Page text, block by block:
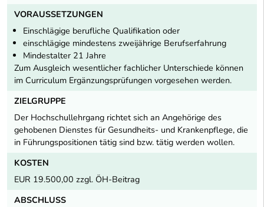
VORAUSSETZUNGEN
Einschlägige berufliche Qualifikation oder
einschlägige mindestens zweijährige Berufserfahrung
Mindestalter 21 Jahre
Zum Ausgleich wesentlicher fachlicher Unterschiede können
im Curriculum Ergänzungsprüfungen vorgesehen werden.
ZIELGRUPPE
Der Hochschullehrgang richtet sich an Angehörige des
gehobenen Dienstes für Gesundheits- und Krankenpflege, die
in Führungspositionen tätig sind bzw. tätig werden wollen.
KOSTEN
EUR 19.500,00 zzgl. ÖH-Beitrag
ABSCHLUSS